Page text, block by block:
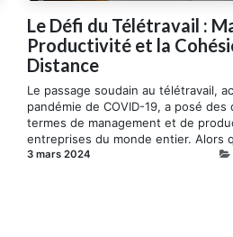
Le Défi du Télétravail :
Productivité et la
Distance
Le passage soudain au télétravail,
pandémie de COVID-19, a posé
termes de management et de
entreprises du monde entier. Alors
3 mars 2024